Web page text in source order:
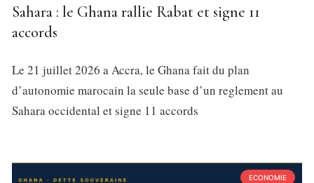
Sahara : le Ghana rallie Rabat et signe 11
accords
Le 21 juillet 2026 a Accra, le Ghana fait du plan
d’autonomie marocain la seule base d’un reglement au
Sahara occidental et signe 11 accords
ECONOMIE